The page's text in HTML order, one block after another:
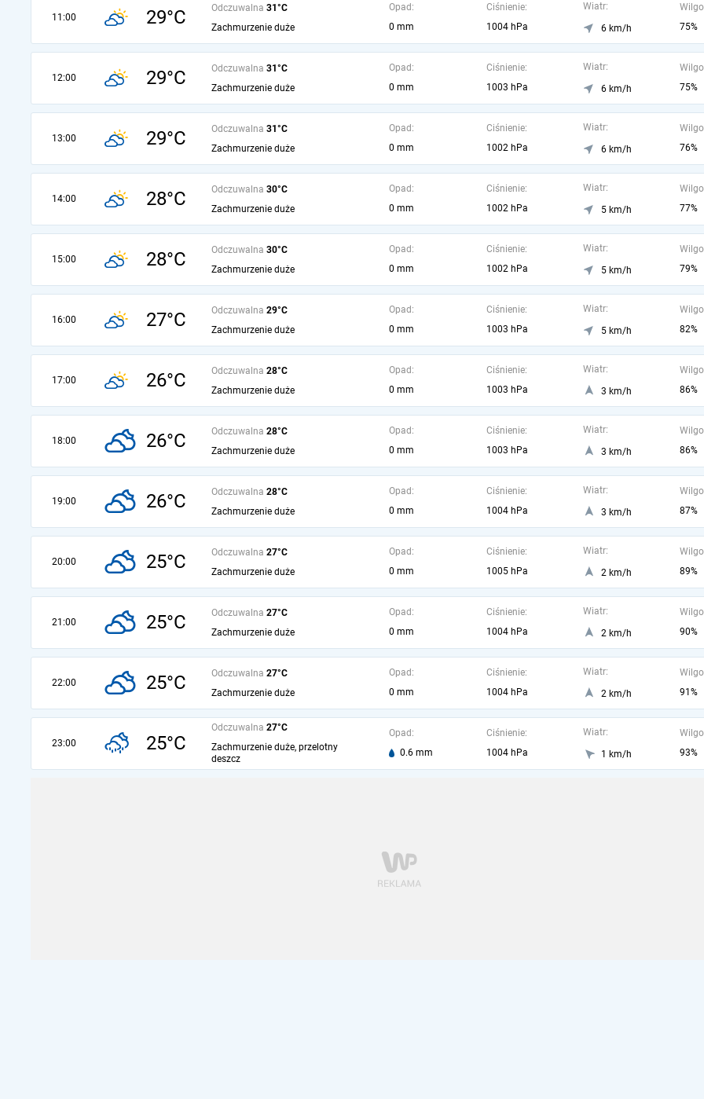
11:00 29°C Odczuwalna 31°C
Zachmurzenie duże
Opad:
0 mm
Ciśnienie:
1004 hPa
Wiatr:
6 km/h
75%
12:00 29°C Odczuwalna 31°C
Zachmurzenie duże
Opad:
0 mm
Ciśnienie:
1003 hPa
Wiatr:
6 km/h
75%
13:00 29°C Odczuwalna 31°C
Zachmurzenie duże
Opad:
0 mm
Ciśnienie:
1002 hPa
Wiatr:
6 km/h
76%
14:00 28°C Odczuwalna 30°C
Zachmurzenie duże
Opad:
0 mm
Ciśnienie:
1002 hPa
Wiatr:
5 km/h
77%
15:00 28°C Odczuwalna 30°C
Zachmurzenie duże
Opad:
0 mm
Ciśnienie:
1002 hPa
Wiatr:
5 km/h
79%
16:00 27°C Odczuwalna 29°C
Zachmurzenie duże
Opad:
0 mm
Ciśnienie:
1003 hPa
Wiatr:
5 km/h
82%
17:00 26°C Odczuwalna 28°C
Zachmurzenie duże
Opad:
0 mm
Ciśnienie:
1003 hPa
Wiatr:
3 km/h
86%
18:00 26°C Odczuwalna 28°C
Zachmurzenie duże
Opad:
0 mm
Ciśnienie:
1003 hPa
Wiatr:
3 km/h
86%
19:00 26°C Odczuwalna 28°C
Zachmurzenie duże
Opad:
0 mm
Ciśnienie:
1004 hPa
Wiatr:
3 km/h
87%
20:00 25°C Odczuwalna 27°C
Zachmurzenie duże
Opad:
0 mm
Ciśnienie:
1005 hPa
Wiatr:
2 km/h
89%
21:00 25°C Odczuwalna 27°C
Zachmurzenie duże
Opad:
0 mm
Ciśnienie:
1004 hPa
Wiatr:
2 km/h
90%
22:00 25°C Odczuwalna 27°C
Zachmurzenie duże
Opad:
0 mm
Ciśnienie:
1004 hPa
Wiatr:
2 km/h
91%
23:00 25°C
Odczuwalna 27°C
Zachmurzenie duże, przelotny
deszcz
Opad:
0.6 mm
Ciśnienie:
1004 hPa
Wiatr:
1 km/h
93%